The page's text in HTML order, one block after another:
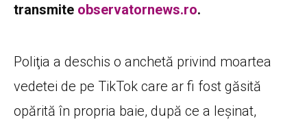
transmite observatornews.ro.
Poliţia a deschis o anchetă privind moartea
vedetei de pe TikTok care ar fi fost găsită
opărită în propria baie, după ce a leșinat,